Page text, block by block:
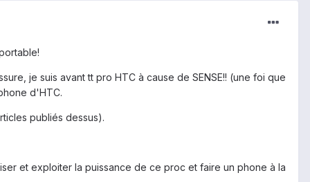
je suis avant tt pro HTC à cause de SENSE!! (une foi que
d'HTC.
publiés dessus).
et exploiter la puissance de ce proc et faire un phone à la